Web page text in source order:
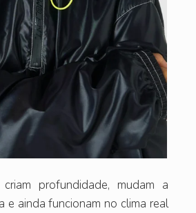
criam profundidade, mudam a
e ainda funcionam no clima real